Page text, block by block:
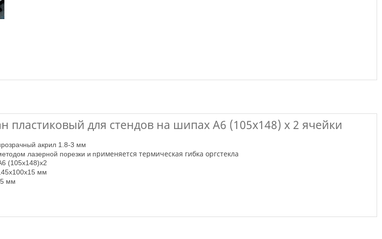
пластиковый для стендов на шипах А6 (105х148) х 2 ячейки
акрил 1.8-3 мм
лазерной порезки и применяется термическая гибка оргстекла
мм
мм